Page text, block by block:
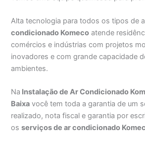
Alta tecnologia para todos os tipos de
condicionado Komeco atende
comércios e indústrias com projetos
inovadores e com grande capacidade
ambientes.
Na Instalação de Ar Condicionado
Baixa você tem toda a garantia de um
realizado, nota fiscal e garantia por
osserviços de ar condicionado